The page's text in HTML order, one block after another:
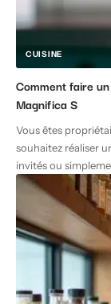
CUISINE
Comment faire
Magnifica S
Vous êtes
souhaitez réaliser
invités ou